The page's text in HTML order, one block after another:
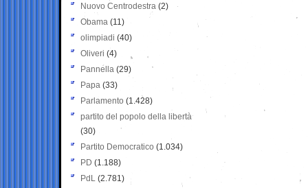
Nuovo Centrodestra (2)
Obama (11)
olimpiadi (40)
Oliveri (4)
Pannella (29)
Papa (33)
Parlamento (1.428)
partito del popolo della libertà
(30)
Partito Democratico (1.034)
PD (1.188)
PdL (2.781)